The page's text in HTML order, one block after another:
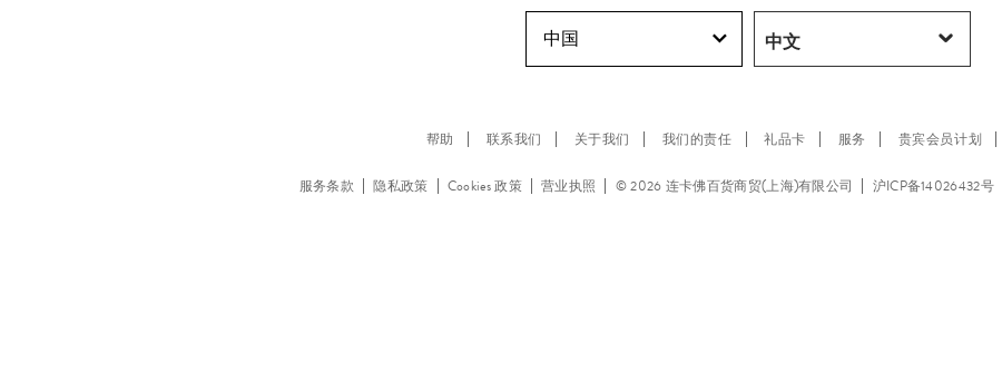
中国
帮助 联系我们 关于我们 我们的责任 礼品卡 服务 贵宾会员计划
服务条款 隐私政策 Cookies 政策 营业执照 © 2026 连卡佛百货商贸(上海)有限公司 沪ICP备14026432号